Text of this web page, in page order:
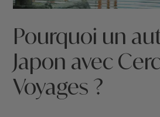
Pourquoi un
Japon avec
Voyages ?